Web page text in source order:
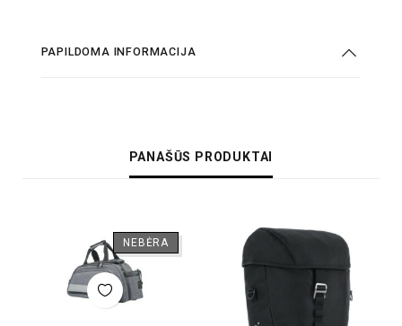
PAPILDOMA INFORMACIJA
PANAŠŪS PRODUKTAI
NEBĖRA